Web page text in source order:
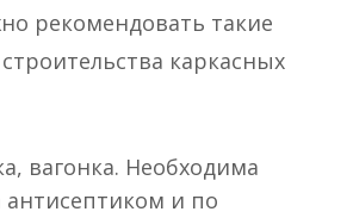
рекомендовать такие
каркасных
вагонка. Необходима
антисептиком и по